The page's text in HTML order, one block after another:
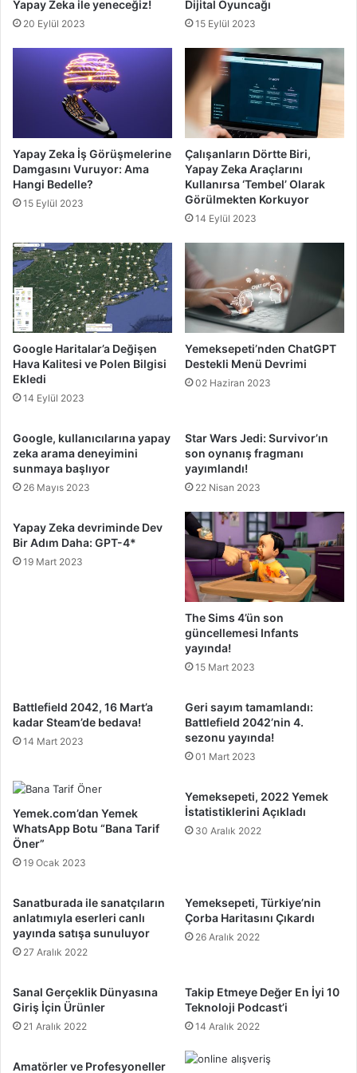
Yapay Zeka ile yeneceğiz!
20 Eylül 2023
Dijital Oyuncağı
15 Eylül 2023
Yapay Zeka İş Görüşmelerine
Damgasını Vuruyor: Ama
Hangi Bedelle?
15 Eylül 2023
Çalışanların Dörtte Biri,
Yapay Zeka Araçlarını
Kullanırsa ‘Tembel’ Olarak
Görülmekten Korkuyor
14 Eylül 2023
Google Haritalar’a Değişen
Hava Kalitesi ve Polen Bilgisi
Ekledi
14 Eylül 2023
Yemeksepeti’nden ChatGPT
Destekli Menü Devrimi
02 Haziran 2023
Google, kullanıcılarına yapay
zeka arama deneyimini
sunmaya başlıyor
26 Mayıs 2023
Star Wars Jedi: Survivor’ın
son oynanış fragmanı
yayımlandı!
22 Nisan 2023
Yapay Zeka devriminde Dev
Bir Adım Daha: GPT-4*
19 Mart 2023
The Sims 4’ün son
güncellemesi Infants
yayında!
15 Mart 2023
Battlefield 2042, 16 Mart’a
kadar Steam’de bedava!
14 Mart 2023
Geri sayım tamamlandı:
Battlefield 2042’nin 4.
sezonu yayında!
01 Mart 2023
Yemek.com’dan Yemek
WhatsApp Botu “Bana Tarif
Öner”
19 Ocak 2023
Yemeksepeti, 2022 Yemek
İstatistiklerini Açıkladı
30 Aralık 2022
Sanatburada ile sanatçıların
anlatımıyla eserleri canlı
yayında satışa sunuluyor
27 Aralık 2022
Yemeksepeti, Türkiye’nin
Çorba Haritasını Çıkardı
26 Aralık 2022
Sanal Gerçeklik Dünyasına
Giriş İçin Ürünler
21 Aralık 2022
Takip Etmeye Değer En İyi 10
Teknoloji Podcast’i
14 Aralık 2022
Amatörler ve Profesyoneller